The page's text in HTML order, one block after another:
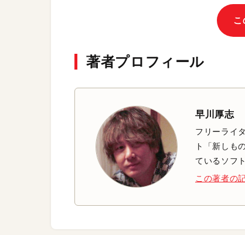
こ
著者プロフィール
早川厚志
フリーライ
ト「新しも
ているソフ
この著者の